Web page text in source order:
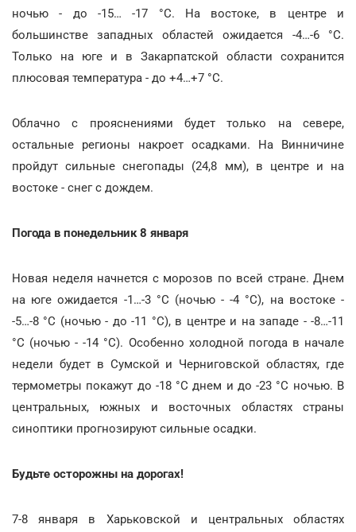
ночью - до -15… -17 °С. На востоке, в центре и
большинстве западных областей ожидается -4…-6 °С.
Только на юге и в Закарпатской области сохранится
плюсовая температура - до +4…+7 °С.
Облачно с прояснениями будет только на севере,
остальные регионы накроет осадками. На Винничине
пройдут сильные снегопады (24,8 мм), в центре и на
востоке - снег с дождем.
Погода в понедельник 8 января
Новая неделя начнется с морозов по всей стране. Днем
на юге ожидается -1…-3 °С (ночью - -4 °С), на востоке -
-5…-8 °С (ночью - до -11 °С), в центре и на западе - -8…-11
°С (ночью - -14 °С). Особенно холодной погода в начале
недели будет в Сумской и Черниговской областях, где
термометры покажут до -18 °С днем и до -23 °С ночью. В
центральных, южных и восточных областях страны
синоптики прогнозируют сильные осадки.
Будьте осторожны на дорогах!
7-8 января в Харьковской и центральных областях